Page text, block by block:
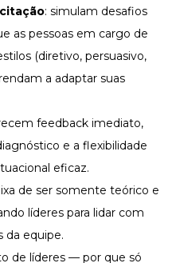
: simulam desafios
as pessoas em cargo de
(diretivo, persuasivo,
a adaptar suas
feedback imediato,
e a flexibilidade
eficaz.
de ser somente teórico e
líderes para lidar com
da equipe.
de líderes — por que só